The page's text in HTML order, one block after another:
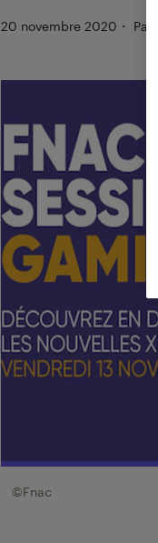
20 novembre 2020 ・ Par
©Fnac